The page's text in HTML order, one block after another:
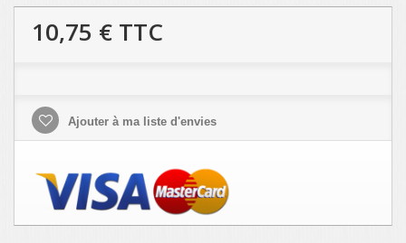
10,75 € TTC
Ajouter à ma liste d'envies